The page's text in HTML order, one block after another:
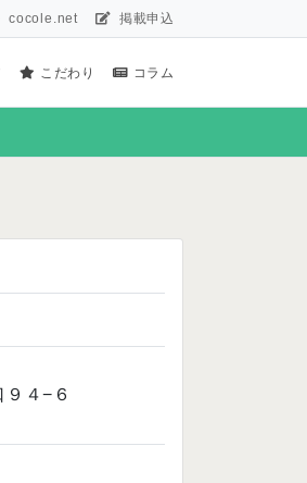
cocole.net 掲載申込
こだわり コラム
４−６